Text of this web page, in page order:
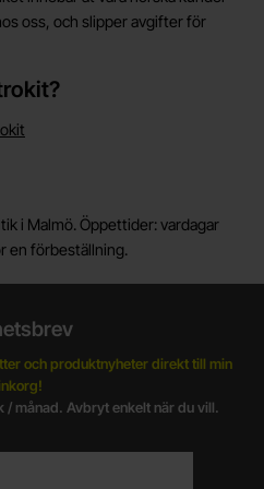
oss, och slipper avgifter för
i Malmö. Öppettider: vardagar
en förbeställning.
och produktnyheter direkt till min
inkorg!
/ månad. Avbryt enkelt när du vill.